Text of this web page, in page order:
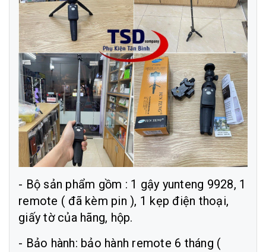
- Bộ sản phẩm gồm : 1 gậy yunteng 9928, 1
remote ( đã kèm pin ), 1 kẹp điện thoại,
giấy tờ của hãng, hộp.
- Bảo hành: bảo hành remote 6 tháng (